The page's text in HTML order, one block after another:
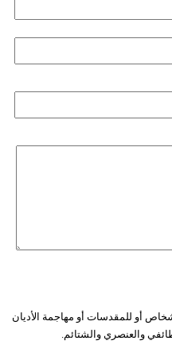
أو للمقدسات أو مهاجمة الأديان
والعنصري والشتائم.